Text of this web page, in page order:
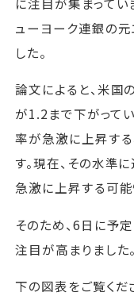
ューヨーク連銀の元
した。
論文によると、米
が1.2まで下がって
率が急激に上昇す
す。現在、その水準
急激に上昇する可能
そのため、6日に予
注目が高まりました。
下の図表をご覧くだ